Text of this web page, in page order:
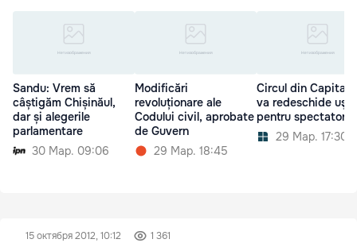
Sandu: Vrem să
câștigăm Chișinăul,
dar și alegerile
parlamentare
30 Мар. 09:06
Modificări
revoluționare ale
Codului civil, aprobate
de Guvern
29 Мар. 18:45
Circul din Capitală
va redeschide
pentru spectatori
29 Мар. 17:30
15 октября 2012, 10:12 1 361